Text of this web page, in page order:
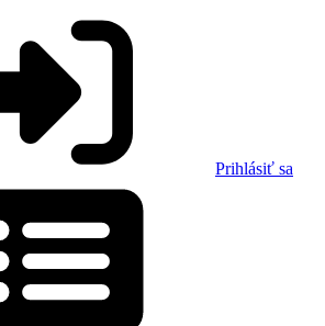
Prihlásiť sa